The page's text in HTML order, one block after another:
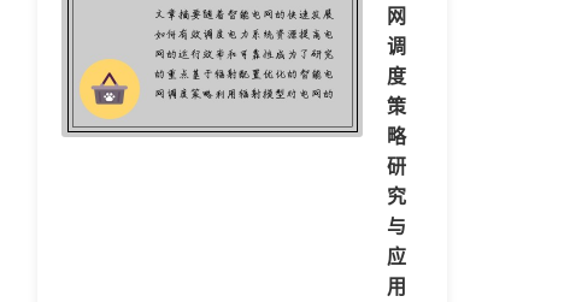
网
调
度
策
略
研
究
与
应
用